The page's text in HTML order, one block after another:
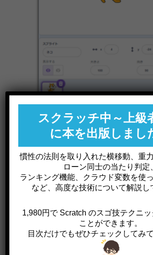
ます。
スクラッチ中～上級
に本を出版しまし
慣性の法則を取り入れた横移動、重
ローン同士の当たり判定
ランキング機能、クラウド変数を使
など、高度な技術について解説し
1,980円で Scratch のスゴ技テクニ
ことができます。
目次だけでもぜひチェックしてみ